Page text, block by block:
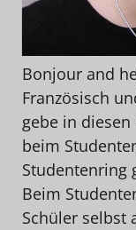
Bonjour and
Französisch
gebe in
beim
Studentenring
Beim
Schüler selbst